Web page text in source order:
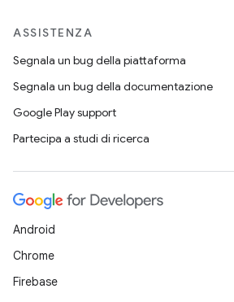
ASSISTENZA
Segnala un bug della piattaforma
Segnala un bug della documentazione
Google Play support
Partecipa a studi di ricerca
Android
Chrome
Firebase